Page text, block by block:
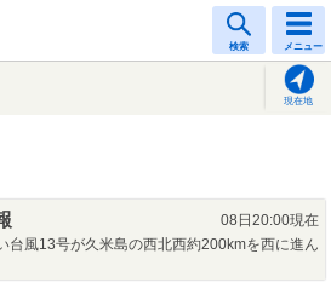
検索 メニュー
現在地
08日20:00現在
台風13号が久米島の西北西約200kmを西に進ん